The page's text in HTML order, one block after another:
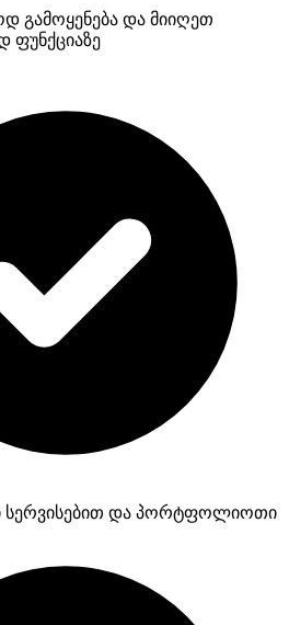
გამოყენება და მიიღეთ
ფუნქციაზე
სერვისებით და პორტფოლიოთი